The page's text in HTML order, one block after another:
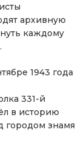
архивную
каждому
1943 года
331-й
в историю
городом знамя